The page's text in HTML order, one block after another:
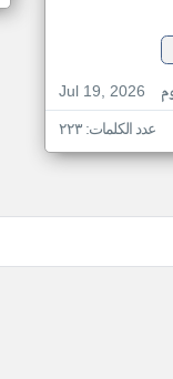
Jul 19, 2026
عدد الكلمات: ٢٢٣